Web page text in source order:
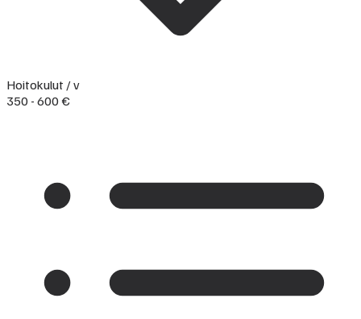
Hoitokulut / v
350 - 600 €